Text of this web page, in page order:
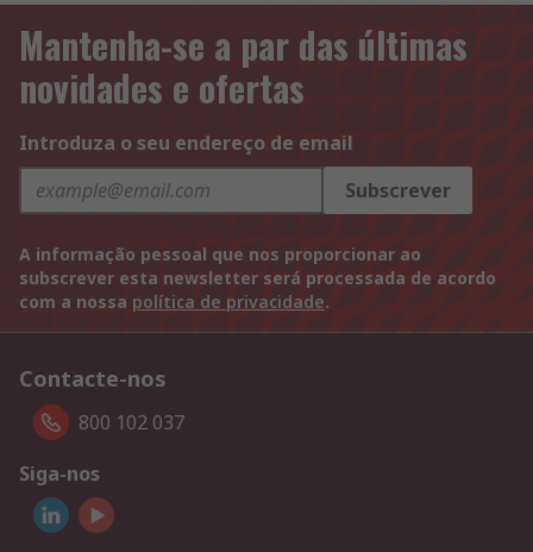
Mantenha-se a par das últimas
novidades e ofertas
Introduza o seu endereço de email
Subscrever
A informação pessoal que nos proporcionar ao
subscrever esta newsletter será processada de acordo
com a nossa política de privacidade.
Contacte-nos
800 102 037
Siga-nos